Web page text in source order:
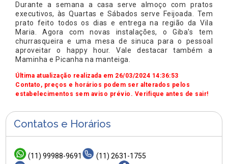
Durante a semana a casa serve almoço com pratos
executivos, às Quartas e Sábados serve Feijoada. Tem
prato feito todos os dias e entrega na região da Vila
Maria. Agora com novas instalações, o Giba's tem
churrasqueira e uma mesa de sinuca para o pessoal
aproveitar o happy hour. Vale destacar também a
Maminha e Picanha na manteiga.
Última atualização realizada em 26/03/2024 14:36:53
Contato, preços e horários podem ser alterados pelos
estabelecimentos sem aviso prévio. Verifique antes de sair!
Contatos e Horários
(11) 99988-9691
(11) 2631-1755